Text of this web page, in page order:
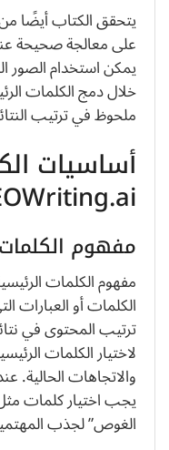
يتحقق الكتاب أيضًا
على معالجة صحيحة
يمكن استخدام الصور
خلال دمج الكلمات
ملحوظ في ترتيب
أساسيات
مفهوم
الكلمات أو
ترتيب المحتوى في
لاختيار الكلمات
والاتجاهات الحالية.
يجب اختيار كلمات
الغوص” لجذب